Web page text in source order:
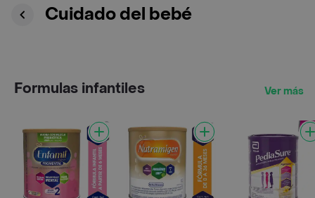
Cuidado del bebé
Formulas infantiles Ver más